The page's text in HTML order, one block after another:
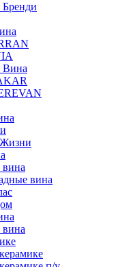
Вина
вина